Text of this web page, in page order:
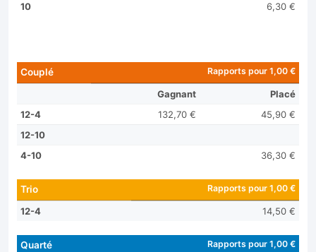
10
6,30 €
Couplé Rapports pour 1,00 €
Gagnant
Placé
12-4
132,70 €
45,90 €
12-10
4-10
36,30 €
Trio Rapports pour 1,00 €
12-4 14,50 €
Quarté Rapports pour 1,00 €